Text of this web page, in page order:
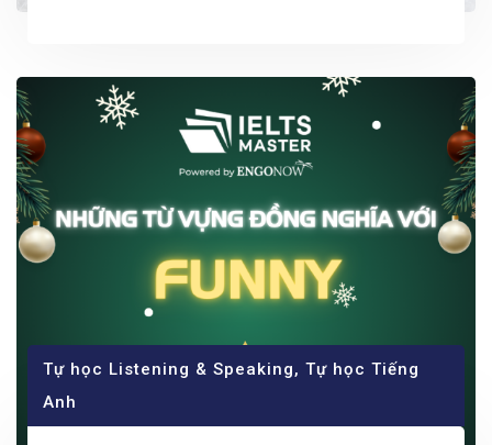
Tự học Listening & Speaking, Tự học Tiếng
Anh